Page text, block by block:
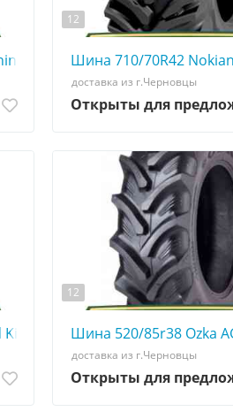
- АГРОШИНА ☎️ 0507773380
12
Шина 710/70R42
доставка из г.Черновцы
Открыты для
King - АГРОШИНА ☎️ 0507773380
12
Шина 520/85r38 Ozka
доставка из г.Черновцы
Открыты для